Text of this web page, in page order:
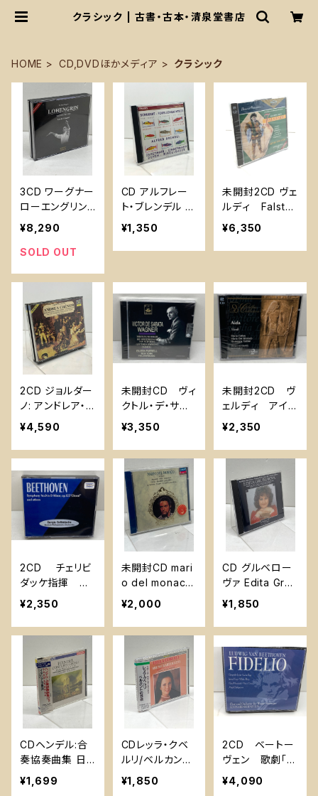
クラシック | 古書・古本・清泉堂書店
HOME CD,DVDほかメディア クラシック
3CD ワーグナー
ローエングリン
ロリン・マゼール
ヴィントガッセ
ン バイロイト 19
hengrin Wolfg
ang Windgass
en GOLDEN
MELODRAM
¥8,290
SOLD OUT
CD アルフレー
ト・ブレンデル Al
fred Brendel F
orellen-Quinte
t a-Dur D Pgd/
ert
¥1,350
未開封2CD ヴェ
ルディ Falstaf
f Verdi / トスカ
ニーニ Tosca
nini / Vienna P
936 ARKADI
A
¥6,350
2CD ジョルダー
ノ: アンドレア・
シェニエGiorda
no: Andrea Ch
enier - NEW N
w York Metro
politan Opera
¥4,590
未開封CD ヴィ
クトル・デ・サバ
タ ワーグナ
ー トリスタンと
イゾルデ アイ
リーン・ファレ
ル
¥3,350
未開封2CD ヴ
ェルディ アイ
ーダ オリヴィ
エロ・デ・ファブ
リティス指揮
Aida Verdi Oli
viero De Fabri
tiis 米盤
¥2,350
2CD チェリビ
ダッケ指揮 ベ
ートーヴェン
交響曲第9番「合
唱」、ほか Ser
e 米盤
¥2,350
未開封CD mari
o del monaco
verdi Arias ヴ
ェルディ：アリア
- マリオ・デル・
21868-2
¥2,000
CD グルベロー
ヴァ Edita Grub
erova beruhm
te opernarien
FAMOUS OPE
EO C101841A
¥1,850
CDヘンデル:合
奏協奏曲集 日
本コロムビア イ
タリア合奏団
¥1,699
CDレッラ・クベ
ルリ/ベルカント
の芸術 Mome
nti Di Belvant
¥1,850
2CD ベートー
ヴェン 歌劇「フ
ィデリオ」バーン
スタイン指揮
¥4,090